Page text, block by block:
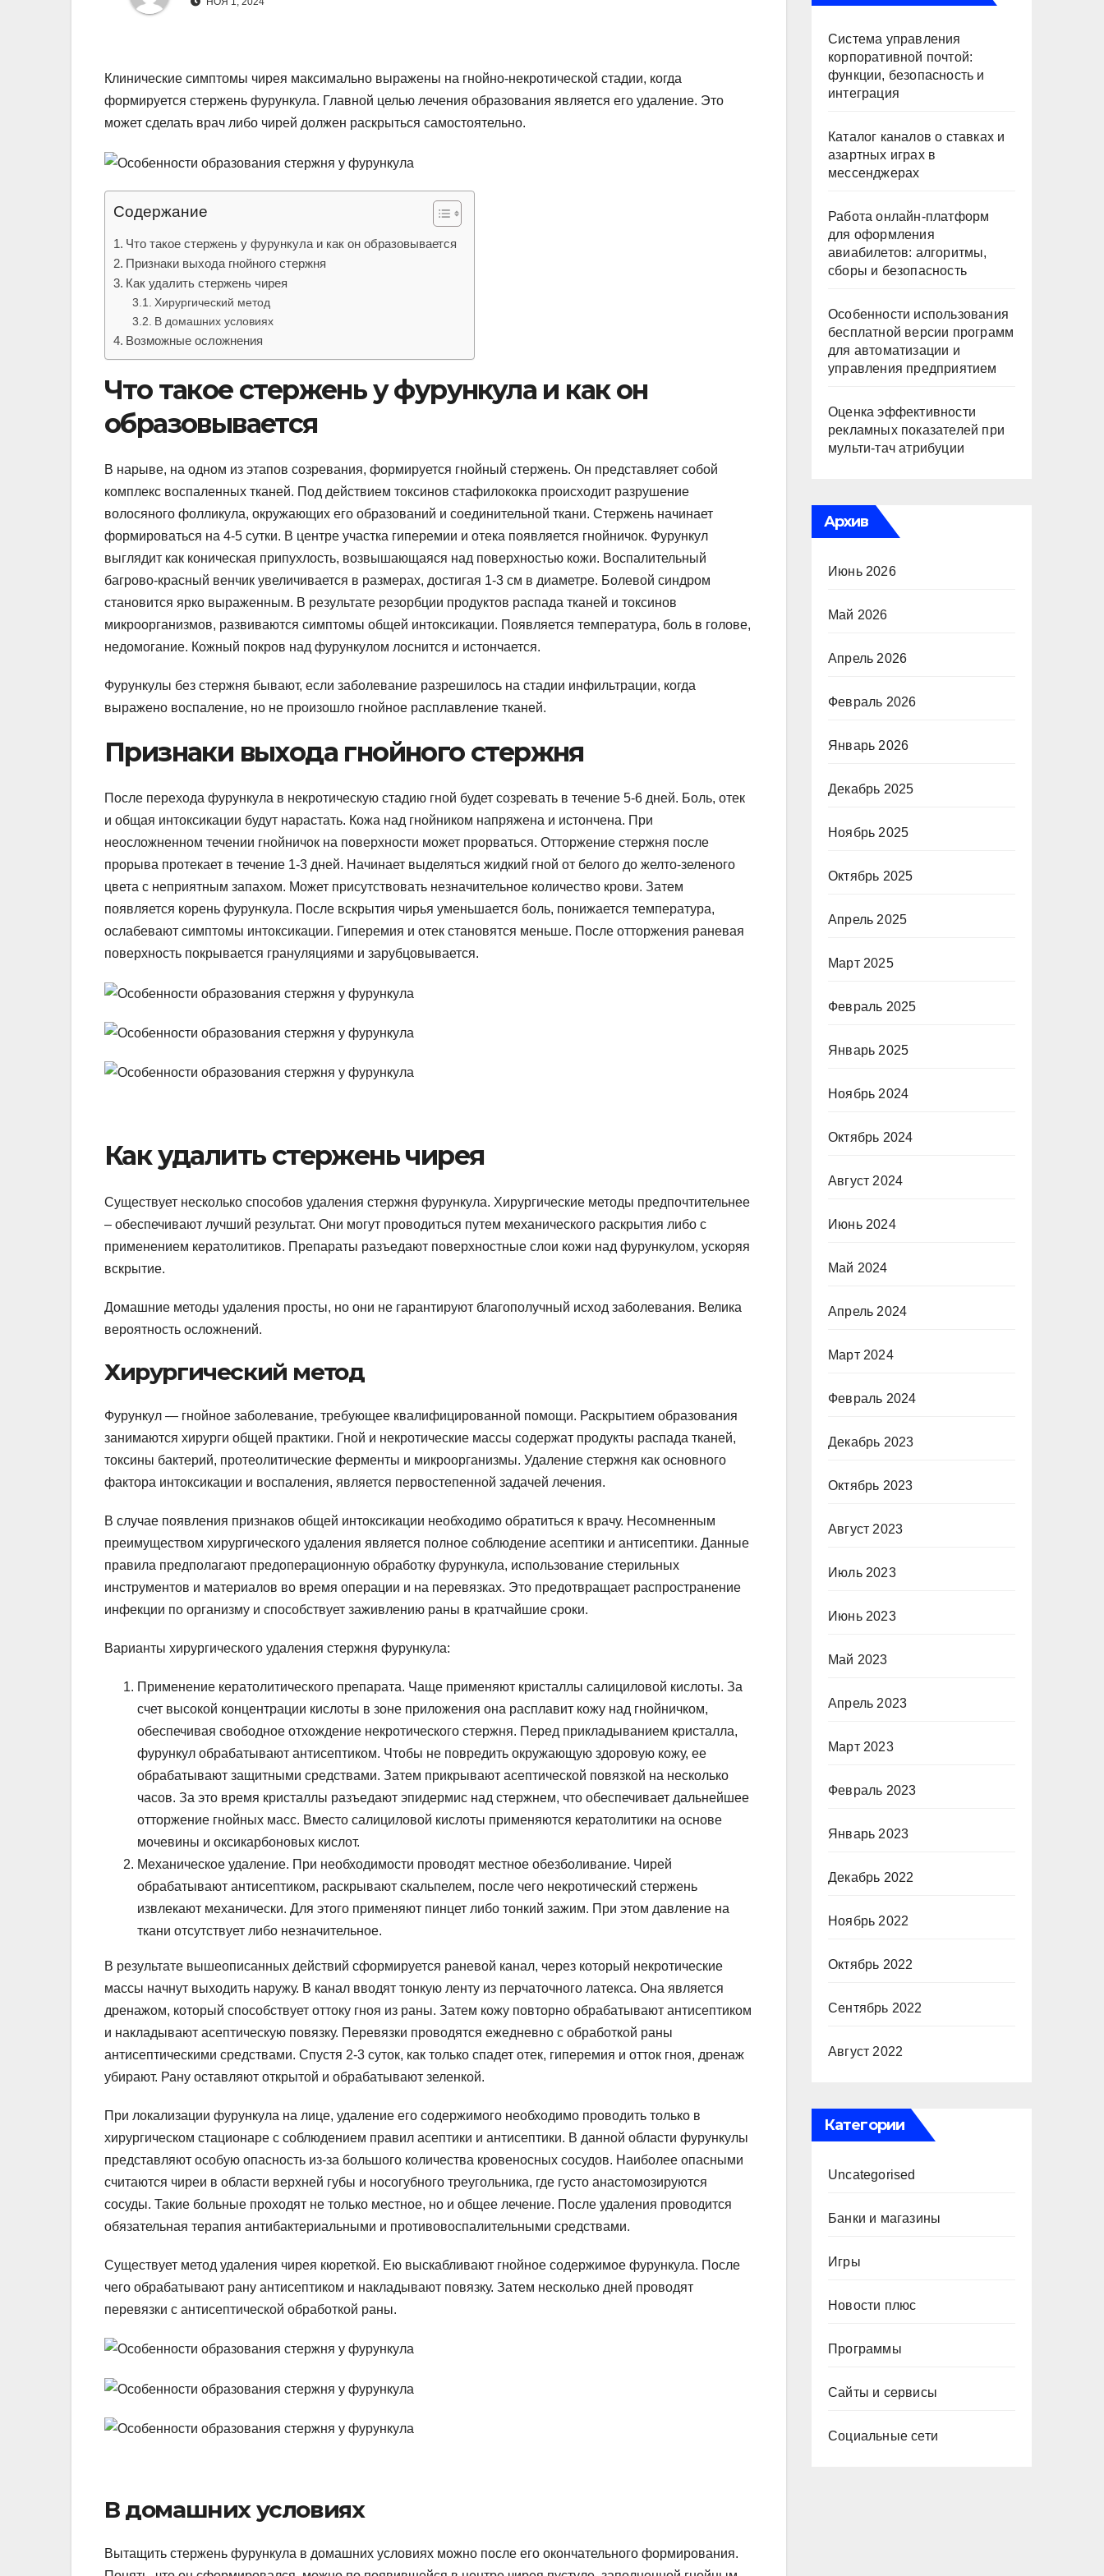
Клинические симптомы чирея максимально выражены на гнойно-некротической стадии, когда
формируется стержень фурункула. Главной целью лечения образования является его удаление. Это
может сделать врач либо чирей должен раскрыться самостоятельно.
Содержание
Что такое стержень у фурункула и как он образовывается
Признаки выхода гнойного стержня
Как удалить стержень чирея
Хирургический метод
В домашних условиях
Возможные осложнения
Что такое стержень у фурункула и как он
образовывается
В нарыве, на одном из этапов созревания, формируется гнойный стержень. Он представляет собой
комплекс воспаленных тканей. Под действием токсинов стафилококка происходит разрушение
волосяного фолликула, окружающих его образований и соединительной ткани. Стержень начинает
формироваться на 4-5 сутки. В центре участка гиперемии и отека появляется гнойничок. Фурункул
выглядит как коническая припухлость, возвышающаяся над поверхностью кожи. Воспалительный
багрово-красный венчик увеличивается в размерах, достигая 1-3 см в диаметре. Болевой синдром
становится ярко выраженным. В результате резорбции продуктов распада тканей и токсинов
микроорганизмов, развиваются симптомы общей интоксикации. Появляется температура, боль в голове,
недомогание. Кожный покров над фурункулом лоснится и истончается.
Фурункулы без стержня бывают, если заболевание разрешилось на стадии инфильтрации, когда
выражено воспаление, но не произошло гнойное расплавление тканей.
Признаки выхода гнойного стержня
После перехода фурункула в некротическую стадию гной будет созревать в течение 5-6 дней. Боль, отек
и общая интоксикации будут нарастать. Кожа над гнойником напряжена и истончена. При
неосложненном течении гнойничок на поверхности может прорваться. Отторжение стержня после
прорыва протекает в течение 1-3 дней. Начинает выделяться жидкий гной от белого до желто-зеленого
цвета с неприятным запахом. Может присутствовать незначительное количество крови. Затем
появляется корень фурункула. После вскрытия чирья уменьшается боль, понижается температура,
ослабевают симптомы интоксикации. Гиперемия и отек становятся меньше. После отторжения раневая
поверхность покрывается грануляциями и зарубцовывается.
Как удалить стержень чирея
Существует несколько способов удаления стержня фурункула. Хирургические методы предпочтительнее
– обеспечивают лучший результат. Они могут проводиться путем механического раскрытия либо с
применением кератолитиков. Препараты разъедают поверхностные слои кожи над фурункулом, ускоряя
вскрытие.
Домашние методы удаления просты, но они не гарантируют благополучный исход заболевания. Велика
вероятность осложнений.
Хирургический метод
Фурункул — гнойное заболевание, требующее квалифицированной помощи. Раскрытием образования
занимаются хирурги общей практики. Гной и некротические массы содержат продукты распада тканей,
токсины бактерий, протеолитические ферменты и микроорганизмы. Удаление стержня как основного
фактора интоксикации и воспаления, является первостепенной задачей лечения.
В случае появления признаков общей интоксикации необходимо обратиться к врачу. Несомненным
преимуществом хирургического удаления является полное соблюдение асептики и антисептики. Данные
правила предполагают предоперационную обработку фурункула, использование стерильных
инструментов и материалов во время операции и на перевязках. Это предотвращает распространение
инфекции по организму и способствует заживлению раны в кратчайшие сроки.
Варианты хирургического удаления стержня фурункула:
Применение кератолитического препарата. Чаще применяют кристаллы салициловой кислоты. За
счет высокой концентрации кислоты в зоне приложения она расплавит кожу над гнойничком,
обеспечивая свободное отхождение некротического стержня. Перед прикладыванием кристалла,
фурункул обрабатывают антисептиком. Чтобы не повредить окружающую здоровую кожу, ее
обрабатывают защитными средствами. Затем прикрывают асептической повязкой на несколько
часов. За это время кристаллы разъедают эпидермис над стержнем, что обеспечивает дальнейшее
отторжение гнойных масс. Вместо салициловой кислоты применяются кератолитики на основе
мочевины и оксикарбоновых кислот.
Механическое удаление. При необходимости проводят местное обезболивание. Чирей
обрабатывают антисептиком, раскрывают скальпелем, после чего некротический стержень
извлекают механически. Для этого применяют пинцет либо тонкий зажим. При этом давление на
ткани отсутствует либо незначительное.
В результате вышеописанных действий сформируется раневой канал, через который некротические
массы начнут выходить наружу. В канал вводят тонкую ленту из перчаточного латекса. Она является
дренажом, который способствует оттоку гноя из раны. Затем кожу повторно обрабатывают антисептиком
и накладывают асептическую повязку. Перевязки проводятся ежедневно с обработкой раны
антисептическими средствами. Спустя 2-3 суток, как только спадет отек, гиперемия и отток гноя, дренаж
убирают. Рану оставляют открытой и обрабатывают зеленкой.
При локализации фурункула на лице, удаление его содержимого необходимо проводить только в
хирургическом стационаре с соблюдением правил асептики и антисептики. В данной области фурункулы
представляют особую опасность из-за большого количества кровеносных сосудов. Наиболее опасными
считаются чиреи в области верхней губы и носогубного треугольника, где густо анастомозируются
сосуды. Такие больные проходят не только местное, но и общее лечение. После удаления проводится
обязательная терапия антибактериальными и противовоспалительными средствами.
Существует метод удаления чирея кюреткой. Ею выскабливают гнойное содержимое фурункула. После
чего обрабатывают рану антисептиком и накладывают повязку. Затем несколько дней проводят
перевязки с антисептической обработкой раны.
В домашних условиях
Вытащить стержень фурункула в домашних условиях можно после его окончательного формирования.
Система управления
корпоративной почтой:
функции, безопасность и
интеграция
Каталог каналов о ставках и
азартных играх в
мессенджерах
Работа онлайн‑платформ
для оформления
авиабилетов: алгоритмы,
сборы и безопасность
Особенности использования
бесплатной версии программ
для автоматизации и
управления предприятием
Оценка эффективности
рекламных показателей при
мульти-тач атрибуции
Архив
Июнь 2026
Май 2026
Апрель 2026
Февраль 2026
Январь 2026
Декабрь 2025
Ноябрь 2025
Октябрь 2025
Апрель 2025
Март 2025
Февраль 2025
Январь 2025
Ноябрь 2024
Октябрь 2024
Август 2024
Июнь 2024
Май 2024
Апрель 2024
Март 2024
Февраль 2024
Декабрь 2023
Октябрь 2023
Август 2023
Июль 2023
Июнь 2023
Май 2023
Апрель 2023
Март 2023
Февраль 2023
Январь 2023
Декабрь 2022
Ноябрь 2022
Октябрь 2022
Сентябрь 2022
Август 2022
Категории
Uncategorised
Банки и магазины
Игры
Новости плюс
Программы
Сайты и сервисы
Социальные сети